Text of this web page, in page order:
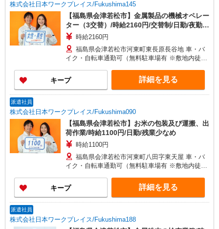
株式会社日本ワークプレイス/Fukushima145
【福島県会津若松市】金属製品の機械オペレー
ター（3交替）/時給2160円/交替制/日勤/夜勤/
残業なし
時給2160円
福島県会津若松市河東町東長原長谷地 車・バ
イク・自転車通勤可（無料駐車場有 ※敷地内徒歩
たは「現地近郊」で出張面接致します。 お気軽に
ご相談・お問い合わせ下さい。
キープ 詳細を見る
派遣社員
株式会社日本ワークプレイス/Fukushima090
【福島県会津若松市】お米の包装及び運搬、出
荷作業/時給1100円/日勤/残業少なめ
時給1100円
福島県会津若松市河東町八田字東天屋 車・バ
イク・自転車通勤可（無料駐車場有 ※敷地内徒歩
たは「現地近郊」で出張面接致します。 お気軽に
ご相談・お問い合わせ下さい。
キープ 詳細を見る
派遣社員
株式会社日本ワークプレイス/Fukushima188